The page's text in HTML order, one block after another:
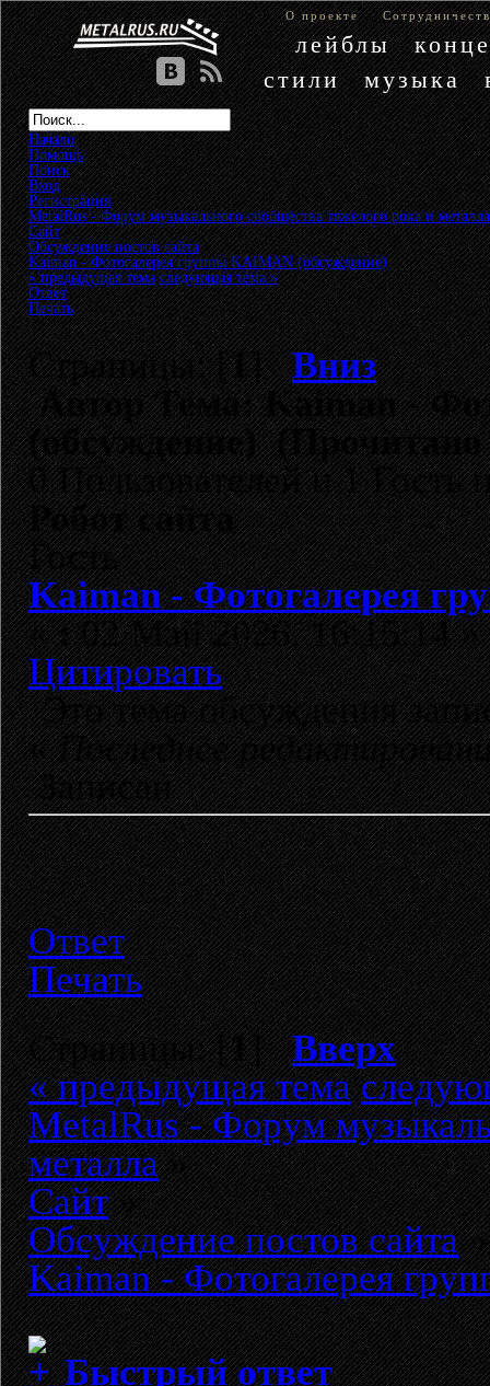
О проекте
лейблы
стили
музыка
Начало
Помощь
Поиск
Вход
Регистрация
MetalRus - Форум музыкального сообщества тяжелого рока и металла
Сайт»
Обсуждение постов сайта»
Kaiman - Фотогалерея группы KAIMAN (обсуждение)
« предыдущая тема следующая тема »
Ответ
Печать
Страницы: [1]Вниз
АвторТема: Kaiman -
(обсуждение) (Прочитано
0 Пользователей и 1 Гость
Робот сайта
Гость
Kaiman - Фотогалерея
«:02 Май 2026, 16:15:14 »
Цитировать
Это тема обсуждения
«Последнее
Записан
Ответ
Печать
Страницы: [1]Вверх
« предыдущая тема
MetalRus - Форум
металла»
Сайт»
Обсуждение постов сайта»
Kaiman - Фотогалерея
Быстрый ответ